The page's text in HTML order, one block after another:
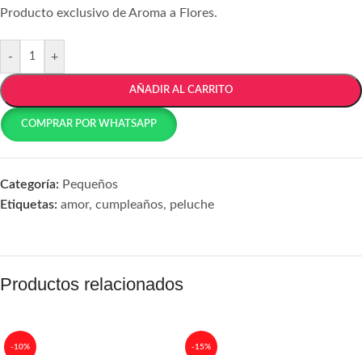
Producto exclusivo de Aroma a Flores.
- +
AÑADIR AL CARRITO
COMPRAR POR WHATSAPP
Categoría: Pequeños
Etiquetas: amor, cumpleaños, peluche
Productos relacionados
-10% -15%